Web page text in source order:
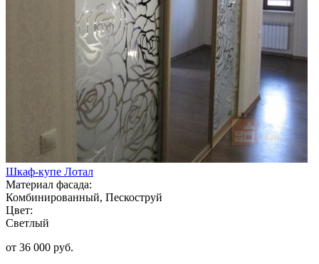
Шкаф-купе Лотал
Материал фасада:
Комбинированный, Пескоструй
Цвет:
Светлый
от 36 000 руб.